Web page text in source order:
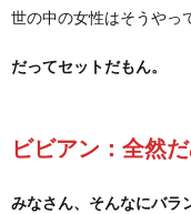
世の中の女性はそうやっ
だってセットだもん。
ビビアン：全然だ
みなさん、そんなにバラ